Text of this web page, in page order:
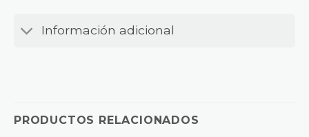
Información adicional
PRODUCTOS RELACIONADOS